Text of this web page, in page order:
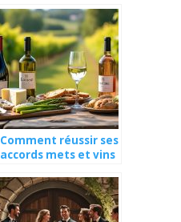
Comment réussir ses
accords mets et vins